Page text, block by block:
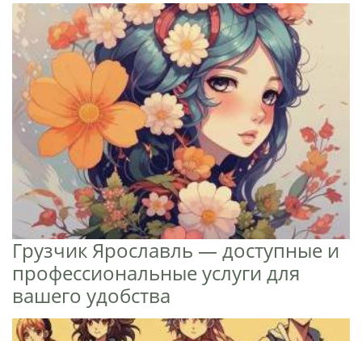
Грузчик Ярославль — доступные и
профессиональные услуги для
вашего удобства